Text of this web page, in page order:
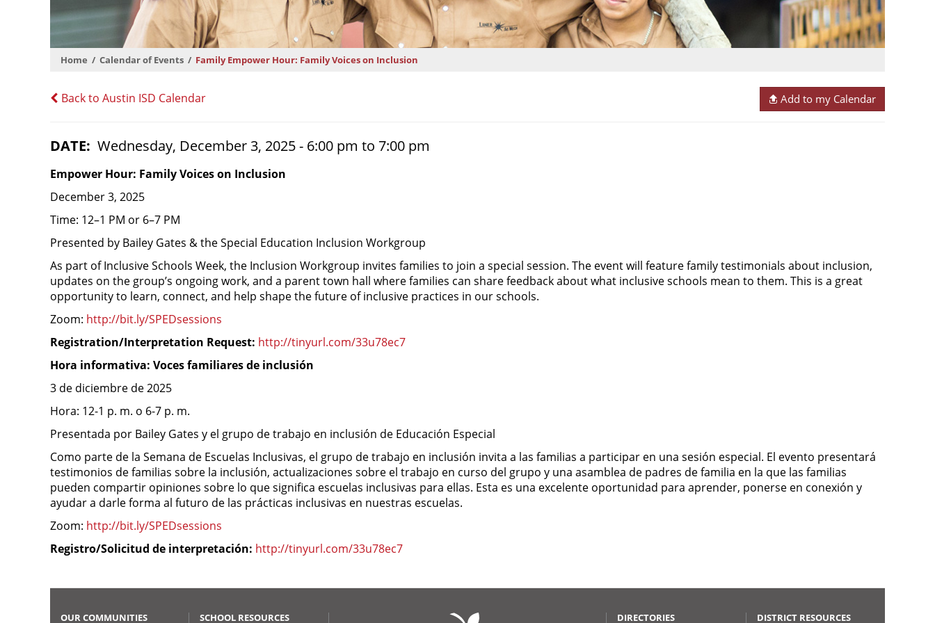
Home Calendar of Events Family Empower Hour: Family Voices on Inclusion
Back to Austin ISD Calendar Add to my Calendar
DATE Wednesday, December 3, 2025 - 6:00 pm to 7:00 pm
Empower Hour: Family Voices on Inclusion
December 3, 2025
Time: 12–1 PM or 6–7 PM
Presented by Bailey Gates & the Special Education Inclusion Workgroup
As part of Inclusive Schools Week, the Inclusion Workgroup invites families to join a special session. The event will feature family testimonials about inclusion,
updates on the group’s ongoing work, and a parent town hall where families can share feedback about what inclusive schools mean to them. This is a great
opportunity to learn, connect, and help shape the future of inclusive practices in our schools.
Zoom: http://bit.ly/SPEDsessions
Registration/Interpretation Request: http://tinyurl.com/33u78ec7
Hora informativa: Voces familiares de inclusión
3 de diciembre de 2025
Hora: 12-1 p. m. o 6-7 p. m.
Presentada por Bailey Gates y el grupo de trabajo en inclusión de Educación Especial
Como parte de la Semana de Escuelas Inclusivas, el grupo de trabajo en inclusión invita a las familias a participar en una sesión especial. El evento presentará
testimonios de familias sobre la inclusión, actualizaciones sobre el trabajo en curso del grupo y una asamblea de padres de familia en la que las familias
pueden compartir opiniones sobre lo que significa escuelas inclusivas para ellas. Esta es una excelente oportunidad para aprender, ponerse en conexión y
ayudar a darle forma al futuro de las prácticas inclusivas en nuestras escuelas.
Zoom: http://bit.ly/SPEDsessions
Registro/Solicitud de interpretación: http://tinyurl.com/33u78ec7
OUR COMMUNITIES SCHOOL RESOURCES DIRECTORIES DISTRICT RESOURCES